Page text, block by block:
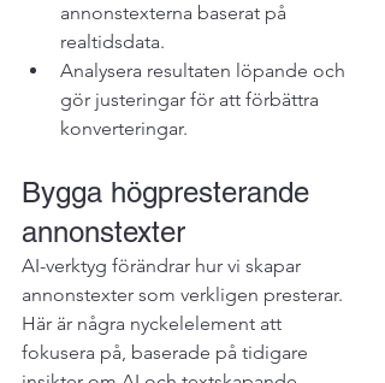
annonstexterna baserat på
realtidsdata.
Analysera resultaten löpande och
gör justeringar för att förbättra
konverteringar.
Bygga högpresterande
annonstexter
AI-verktyg förändrar hur vi skapar
annonstexter som verkligen presterar.
Här är några nyckelelement att
fokusera på, baserade på tidigare